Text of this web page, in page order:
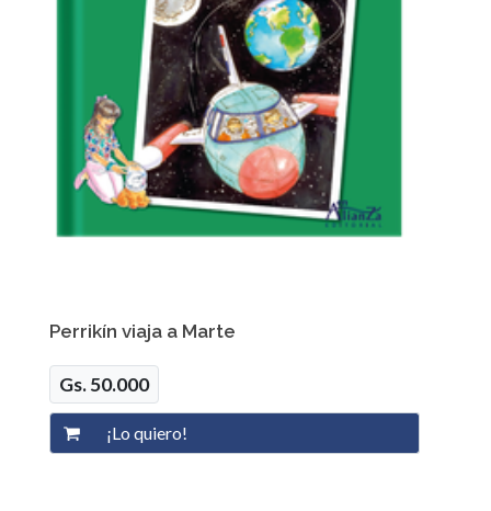
Perrikín viaja a Marte
Gs. 50.000